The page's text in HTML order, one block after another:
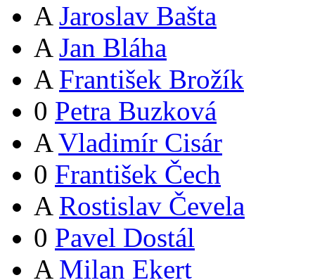
A Jaroslav Bašta
A Jan Bláha
A František Brožík
0 Petra Buzková
A Vladimír Cisár
0 František Čech
A Rostislav Čevela
0 Pavel Dostál
A Milan Ekert